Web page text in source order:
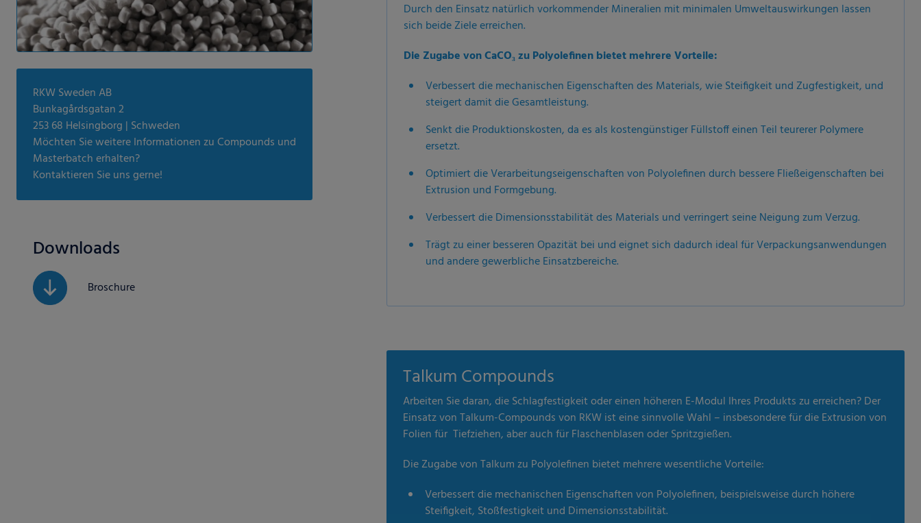
RKW Sweden AB
Bunkagårdsgatan 2
253 68 Helsingborg | Schweden
Möchten Sie weitere Informationen zu Compounds und
Masterbatch erhalten?
Kontaktieren Sie uns gerne!
Downloads
Broschure
Durch den Einsatz natürlich vorkommender Mineralien mit minimalen Umweltauswirkungen lassen
sich beide Ziele erreichen.
Die Zugabe von CaCO₃ zu Polyolefinen bietet mehrere Vorteile:
Verbessert die mechanischen Eigenschaften des Materials, wie Steifigkeit und Zugfestigkeit, und
steigert damit die Gesamtleistung.
Senkt die Produktionskosten, da es als kostengünstiger Füllstoff einen Teil teurerer Polymere
ersetzt.
Optimiert die Verarbeitungseigenschaften von Polyolefinen durch bessere Fließeigenschaften bei
Extrusion und Formgebung.
Verbessert die Dimensionsstabilität des Materials und verringert seine Neigung zum Verzug.
Trägt zu einer besseren Opazität bei und eignet sich dadurch ideal für Verpackungsanwendungen
und andere gewerbliche Einsatzbereiche.
Talkum Compounds
Arbeiten Sie daran, die Schlagfestigkeit oder einen höheren E-Modul Ihres Produkts zu erreichen? Der
Einsatz von Talkum-Compounds von RKW ist eine sinnvolle Wahl – insbesondere für die Extrusion von
Folien für Tiefziehen, aber auch für Flaschenblasen oder Spritzgießen.
Die Zugabe von Talkum zu Polyolefinen bietet mehrere wesentliche Vorteile:
Verbessert die mechanischen Eigenschaften von Polyolefinen, beispielsweise durch höhere
Steifigkeit, Stoßfestigkeit und Dimensionsstabilität.